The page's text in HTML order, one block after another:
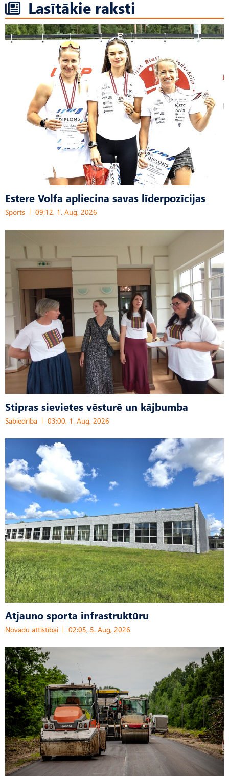
Lasītākie raksti
Estere Volfa apliecina savas līderpozīcijas
Sports 09:12, 1. Aug, 2026
Stipras sievietes vēsturē un kājbumba
Sabiedrība 03:00, 1. Aug, 2026
Atjauno sporta infrastruktūru
Novadu attīstībai 02:05, 5. Aug, 2026